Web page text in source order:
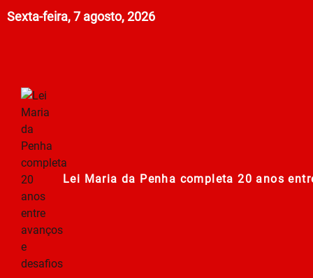
Sexta-feira, 7 agosto, 2026
Lei Maria da Penha completa 20 anos
278ª Romaria do Muquém começa com
Centro Municipal de Apoio aos Romeiros
Polícia Militar de Goiás comemora 168